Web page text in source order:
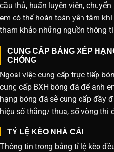
cầu thủ, huấn luyện viên,
em có thể hoàn toàn yên tâm
tham khảo những nguồn thông
CUNG CẤP BẢNG XẾP
CHÓNG
Ngoài việc cung cấp trực tiếp
cung cấp BXH bóng đá để anh
hạng bóng đá sẽ cung cấp đầy
hiệu số thắng/ thua, số vòng thi
TỶ LỆ KÈO NHÀ CÁI
Thông tin trong bảng tỉ lệ kèo